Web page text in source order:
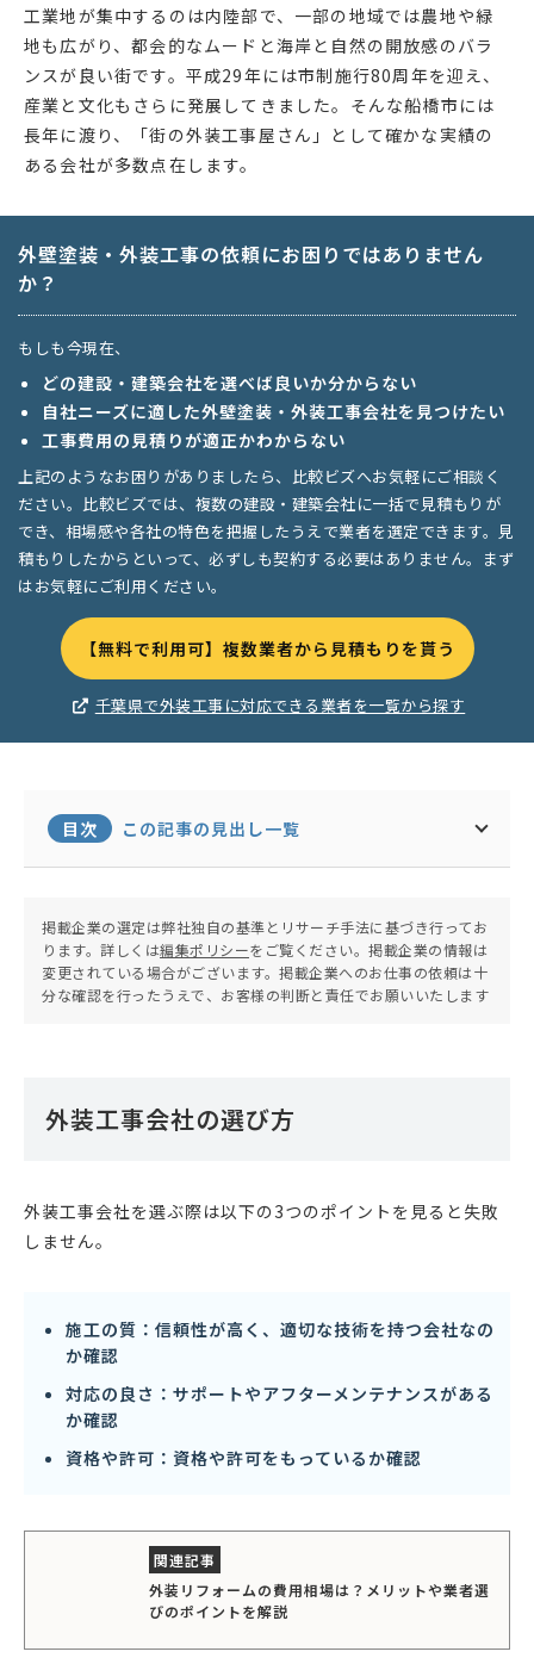
工業地が集中するのは内陸部で、一部の地域では農地や緑
地も広がり、都会的なムードと海岸と自然の開放感のバラ
ンスが良い街です。平成29年には市制施行80周年を迎え、
産業と文化もさらに発展してきました。そんな船橋市には
長年に渡り、「街の外装工事屋さん」として確かな実績の
ある会社が多数点在します。
外壁塗装・外装工事の依頼にお困りではありません
か？
もしも今現在、
どの建設・建築会社を選べば良いか分からない
自社ニーズに適した外壁塗装・外装工事会社を見つけたい
工事費用の見積りが適正かわからない
上記のようなお困りがありましたら、比較ビズへお気軽にご相談く
ださい。比較ビズでは、複数の建設・建築会社に一括で見積もりが
でき、相場感や各社の特色を把握したうえで業者を選定できます。見
積もりしたからといって、必ずしも契約する必要はありません。まず
はお気軽にご利用ください。
【無料で利用可】複数業者から見積もりを貰う
千葉県で外装工事に対応できる業者を一覧から探す
目次 この記事の見出し一覧
掲載企業の選定は弊社独自の基準とリサーチ手法に基づき行ってお
ります。詳しくは編集ポリシーをご覧ください。掲載企業の情報は
変更されている場合がございます。掲載企業へのお仕事の依頼は十
分な確認を行ったうえで、お客様の判断と責任でお願いいたします
外装工事会社の選び方
外装工事会社を選ぶ際は以下の3つのポイントを見ると失敗
しません。
施工の質：信頼性が高く、適切な技術を持つ会社なの
か確認
対応の良さ：サポートやアフターメンテナンスがある
か確認
資格や許可：資格や許可をもっているか確認
外装リフォームの費用相場は？メリットや業者選
びのポイントを解説